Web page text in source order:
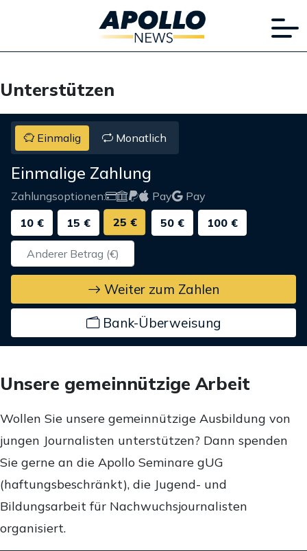
Unterstützen
Einmalig Monatlich
Einmalige Zahlung
Zahlungsoptionen: Pay
Pay
10 €
15 € 25 € 50 € 100 €
Weiter zum Zahlen
Bank-Überweisung
Unsere gemeinnützige Arbeit
Wollen Sie unsere gemeinnützige Ausbildung von
jungen Journalisten unterstützen? Dann spenden
Sie gerne an die Apollo Seminare gUG
(haftungsbeschränkt), die Jugend- und
Bildungsarbeit für Nachwuchsjournalisten
organisiert.